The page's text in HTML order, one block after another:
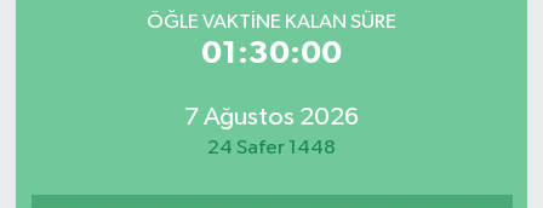
ÖĞLE VAKTINE KALAN SÜRE
01:30:00
7 Ağustos 2026
24 Safer 1448
Puan Durumu ve Fikstür